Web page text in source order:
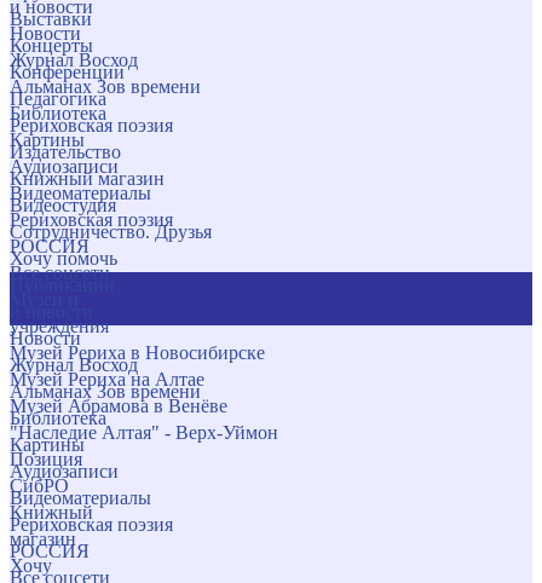
и новости
Новости
Журнал Восход
Альманах Зов времени
Библиотека
Картины
Аудиозаписи
Видеоматериалы
Рериховская поэзия
РОССИЯ
Все соцсети
учреждения
Музей Рериха в Новосибирске
Музей Рериха на Алтае
Музей Абрамова в Венёве
"Наследие Алтая" - Верх-Уймон
Позиция
СибРО
Книжный
магазин
Хочу
Выставки
Концерты
Конференции
Педагогика
Рериховская поэзия
Издательство
Книжный магазин
Видеостудия
Сотрудничество. Друзья
Хочу помочь
Новости
Журнал Восход
Альманах Зов времени
Библиотека
Картины
Аудиозаписи
Видеоматериалы
Рериховская поэзия
РОССИЯ
Все соцсети